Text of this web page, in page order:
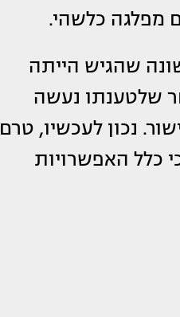
מפלגה כלשהי.
שהגיש הייתה
שקלים לאחר שלטענתו נעשה
נכון לעכשיו, טרם
כלל האפשרויות